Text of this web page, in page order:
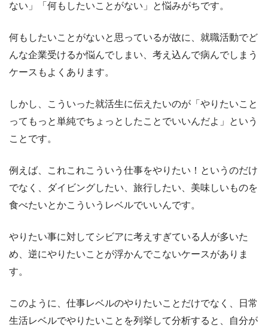
ない」「何もしたいことがない」と悩みがちです。
何もしたいことがないと思っているが故に、就職活動でど
んな企業受けるか悩んでしまい、考え込んで病んでしまう
ケースもよくあります。
しかし、こういった就活生に伝えたいのが「やりたいこと
ってもっと単純でちょっとしたことでいいんだよ」という
ことです。
例えば、これこれこういう仕事をやりたい！というのだけ
でなく、ダイビングしたい、旅行したい、美味しいものを
食べたいとかこういうレベルでいいんです。
やりたい事に対してシビアに考えすぎている人が多いた
め、逆にやりたいことが浮かんでこないケースがありま
す。
このように、仕事レベルのやりたいことだけでなく、日常
生活レベルでやりたいことを列挙して分析すると、自分が